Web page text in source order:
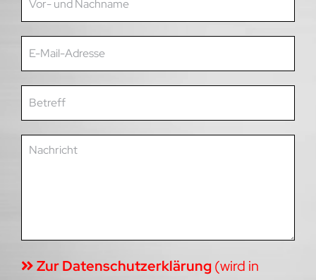
Zur Datenschutzerklärung(wird in